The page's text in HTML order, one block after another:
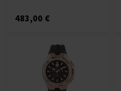
483,00 €